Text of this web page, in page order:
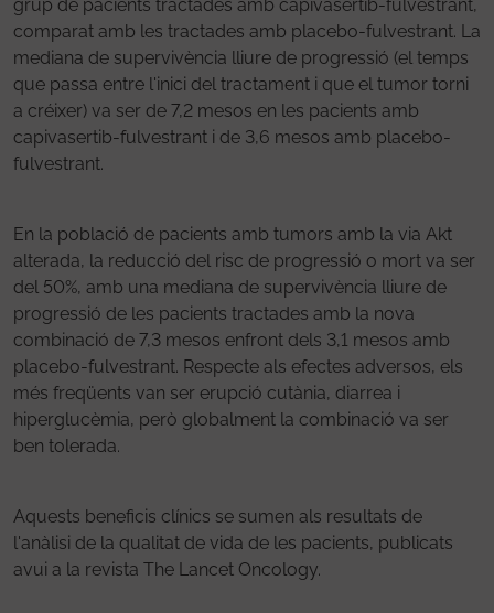
grup de pacients tractades amb capivasertib-fulvestrant,
comparat amb les tractades amb placebo-fulvestrant. La
mediana de supervivència lliure de progressió (el temps
que passa entre l'inici del tractament i que el tumor torni
a créixer) va ser de 7,2 mesos en les pacients amb
capivasertib-fulvestrant i de 3,6 mesos amb placebo-
fulvestrant.
En la població de pacients amb tumors amb la via Akt
alterada, la reducció del risc de progressió o mort va ser
del 50%, amb una mediana de supervivència lliure de
progressió de les pacients tractades amb la nova
combinació de 7,3 mesos enfront dels 3,1 mesos amb
placebo-fulvestrant. Respecte als efectes adversos, els
més freqüents van ser erupció cutània, diarrea i
hiperglucèmia, però globalment la combinació va ser
ben tolerada.
Aquests beneficis clínics se sumen als resultats de
l'anàlisi de la qualitat de vida de les pacients, publicats
avui a la revista The Lancet Oncology.